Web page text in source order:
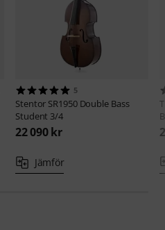
5
Stentor SR1950 Double Bass
Student 3/4
22 090 kr
Jämför